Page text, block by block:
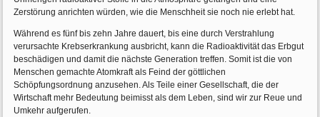
Zerstörung anrichten würden, wie die Menschheit sie noch nie erlebt hat.
Während es fünf bis zehn Jahre dauert, bis eine durch Verstrahlung
verursachte Krebserkrankung ausbricht, kann die Radioaktivität das Erbgut
beschädigen und damit die nächste Generation treffen. Somit ist die von
Menschen gemachte Atomkraft als Feind der göttlichen
Schöpfungsordnung anzusehen. Als Teile einer Gesellschaft, die der
Wirtschaft mehr Bedeutung beimisst als dem Leben, sind wir zur Reue und
Umkehr aufgerufen.